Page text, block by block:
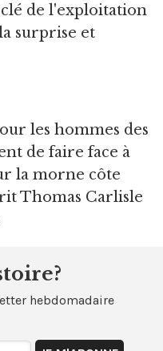
de l'exploitation
surprise et
les hommes des
de faire face à
la morne côte
Thomas Carlisle
hebdomadaire